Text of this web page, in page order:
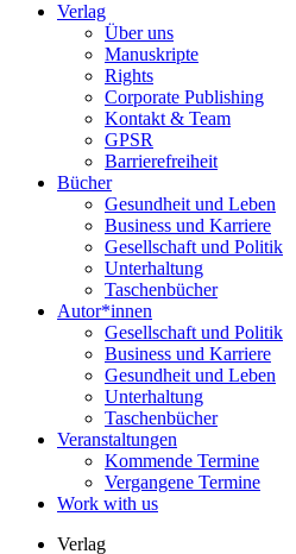
Verlag
Über uns
Manuskripte
Rights
Corporate Publishing
Kontakt & Team
GPSR
Barrierefreiheit
Bücher
Gesundheit und Leben
Business und Karriere
Gesellschaft und Politik
Unterhaltung
Taschenbücher
Autor*innen
Gesellschaft und Politik
Business und Karriere
Gesundheit und Leben
Unterhaltung
Taschenbücher
Veranstaltungen
Kommende Termine
Vergangene Termine
Work with us
Verlag